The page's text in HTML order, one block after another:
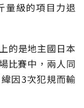
量級的項目力退
的是地主國日本
比賽中，兩人同
因3次犯規而輸